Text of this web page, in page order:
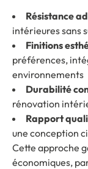
Résistance
intérieures sans
Finitions
préférences,
environnements
Durabilité
rénovation
Rapport
une conception
Cette approche
économiques,